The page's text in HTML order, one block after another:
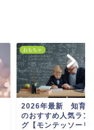
おもちゃ
【2026年1月】大人
気！ アナと雪の女
（アナ雪）シリーズ